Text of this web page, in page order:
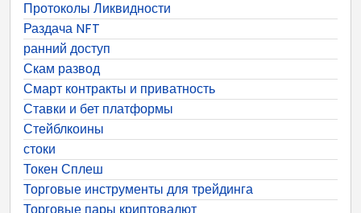
Протоколы Ликвидности
Раздача NFT
ранний доступ
Скам развод
Смарт контракты и приватность
Ставки и бет платформы
Стейблкоины
стоки
Токен Сплеш
Торговые инструменты для трейдинга